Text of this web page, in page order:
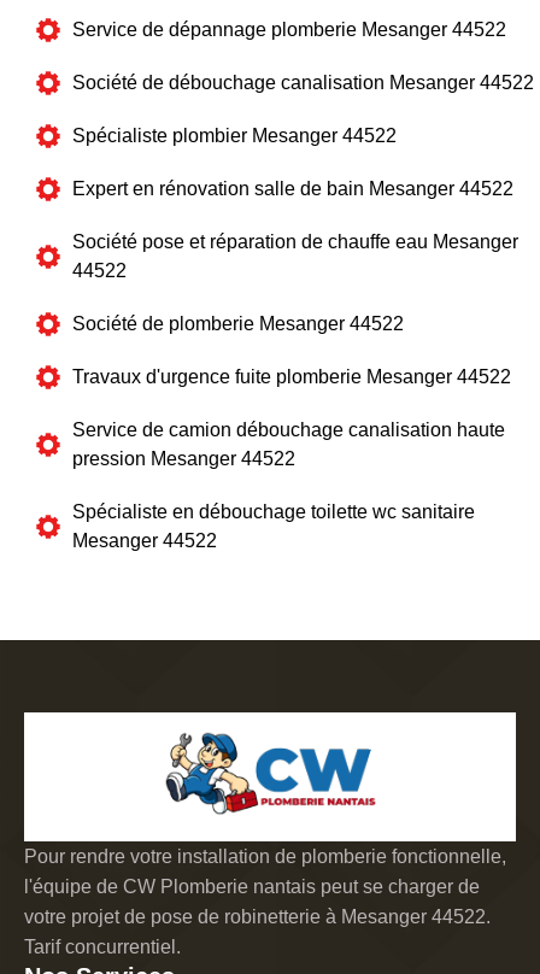
Service de dépannage plomberie Mesanger 44522
Société de débouchage canalisation Mesanger 44522
Spécialiste plombier Mesanger 44522
Expert en rénovation salle de bain Mesanger 44522
Société pose et réparation de chauffe eau Mesanger
44522
Société de plomberie Mesanger 44522
Travaux d'urgence fuite plomberie Mesanger 44522
Service de camion débouchage canalisation haute
pression Mesanger 44522
Spécialiste en débouchage toilette wc sanitaire
Mesanger 44522
Pour rendre votre installation de plomberie fonctionnelle,
l'équipe de CW Plomberie nantais peut se charger de
votre projet de pose de robinetterie à Mesanger 44522.
Tarif concurrentiel.